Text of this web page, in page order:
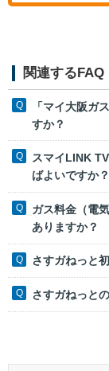
関連するFAQ
「マイ大阪ガ
すか？
スマイLINK
ばよいですか？
ガス料金（電
ありますか？
さすガねっと
さすガねっと